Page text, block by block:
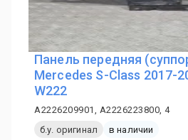
Панель передняя
Mercedes S-Class 2017-
W222
A2226209901, A2226223800, 4
б.у. оригинал
в наличии